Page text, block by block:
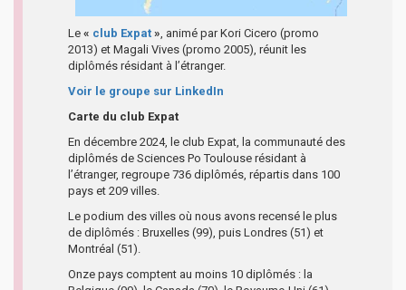
Le « club Expat », animé par Kori Cicero (promo
2013) et Magali Vives (promo 2005), réunit les
diplômés résidant à l’étranger.
Voir le groupe sur LinkedIn
Carte du club Expat
En décembre 2024, le club Expat, la communauté des
diplômés de Sciences Po Toulouse résidant à
l’étranger, regroupe 736 diplômés, répartis dans 100
pays et 209 villes.
Le podium des villes où nous avons recensé le plus
de diplômés : Bruxelles (99), puis Londres (51) et
Montréal (51).
Onze pays comptent au moins 10 diplômés : la